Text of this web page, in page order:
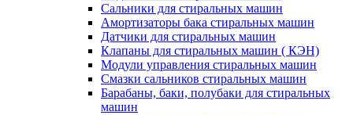
Сальники для стиральных машин
Амортизаторы бака стиральных машин
Датчики для стиральных машин
Клапаны для стиральных машин ( КЭН)
Модули управления стиральных машин
Смазки сальников стиральных машин
Барабаны, баки, полубаки для стиральных
машин